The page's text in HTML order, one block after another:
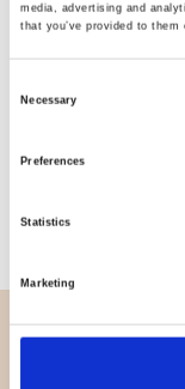
media, advertising and
that you’ve provided to
Necessary
Preferences
Statistics
Marketing
Specifikation
OVERSIGT